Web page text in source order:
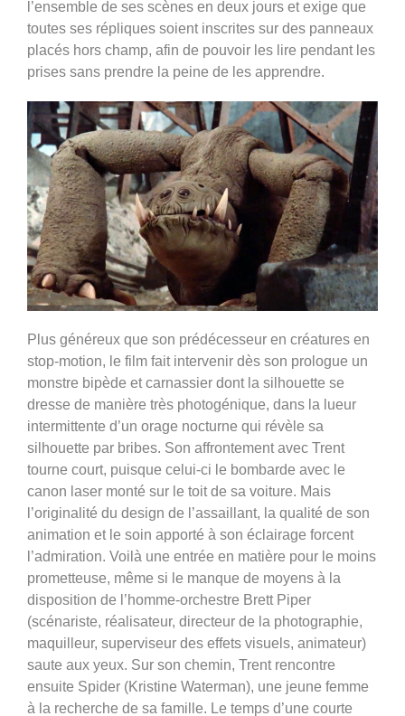
l’ensemble de ses scènes en deux jours et exige que
toutes ses répliques soient inscrites sur des panneaux
placés hors champ, afin de pouvoir les lire pendant les
prises sans prendre la peine de les apprendre.
Plus généreux que son prédécesseur en créatures en
stop-motion, le film fait intervenir dès son prologue un
monstre bipède et carnassier dont la silhouette se
dresse de manière très photogénique, dans la lueur
intermittente d’un orage nocturne qui révèle sa
silhouette par bribes. Son affrontement avec Trent
tourne court, puisque celui-ci le bombarde avec le
canon laser monté sur le toit de sa voiture. Mais
l’originalité du design de l’assaillant, la qualité de son
animation et le soin apporté à son éclairage forcent
l’admiration. Voilà une entrée en matière pour le moins
prometteuse, même si le manque de moyens à la
disposition de l’homme-orchestre Brett Piper
(scénariste, réalisateur, directeur de la photographie,
maquilleur, superviseur des effets visuels, animateur)
saute aux yeux. Sur son chemin, Trent rencontre
ensuite Spider (Kristine Waterman), une jeune femme
à la recherche de sa famille. Le temps d’une courte